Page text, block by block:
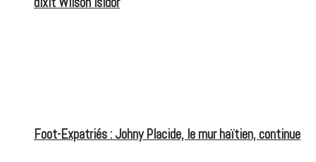
Foot-Expatriés : Johny Placide, le mur haïtien, continue